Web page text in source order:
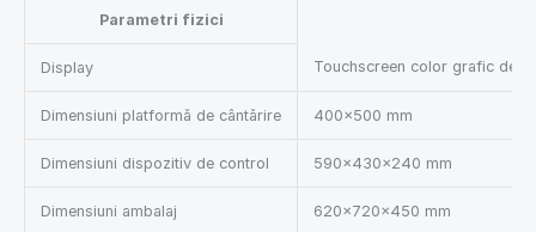
Parametri fizici
Display Touchscreen color grafic de
Dimensiuni platformă de cântărire 400×500 mm
Dimensiuni dispozitiv de control 590×430×240 mm
Dimensiuni ambalaj 620×720×450 mm